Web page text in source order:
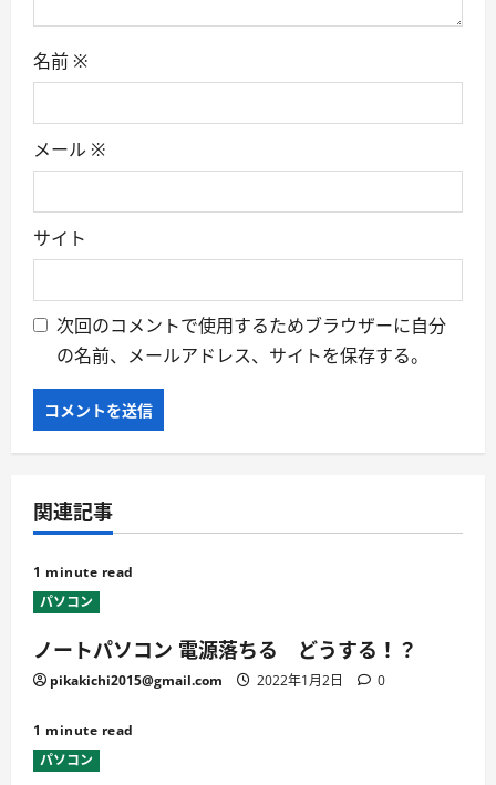
名前 ※
メール ※
サイト
次回のコメントで使用するためブラウザーに自分
の名前、メールアドレス、サイトを保存する。
関連記事
1 minute read
パソコン
ノートパソコン 電源落ちる どうする！？
pikakichi2015@gmail.com 2022年1月2日 0
1 minute read
パソコン